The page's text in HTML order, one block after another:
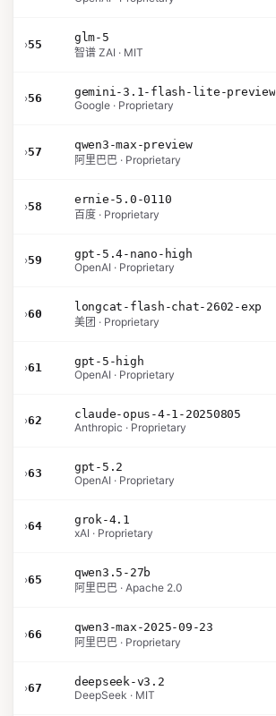
›55
glm-5
智谱 ZAI · MIT
›56
gemini-3.1-flash-lite-preview
Google · Proprietary
›57
qwen3-max-preview
阿里巴巴 · Proprietary
›58
ernie-5.0-0110
百度 · Proprietary
›59
gpt-5.4-nano-high
OpenAI · Proprietary
›60
longcat-flash-chat-2602-exp
美团 · Proprietary
›61
gpt-5-high
OpenAI · Proprietary
›62
claude-opus-4-1-20250805
Anthropic · Proprietary
›63
gpt-5.2
OpenAI · Proprietary
›64
grok-4.1
xAI · Proprietary
›65
qwen3.5-27b
阿里巴巴 · Apache 2.0
›66
qwen3-max-2025-09-23
阿里巴巴 · Proprietary
›67
deepseek-v3.2
DeepSeek · MIT